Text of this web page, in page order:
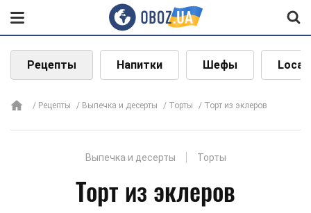
Рецепты Напитки Шефы Local
Рецепты Выпечка и десерты Торты Торт из эклеров
Выпечка и десерты Торты
Торт из эклеров